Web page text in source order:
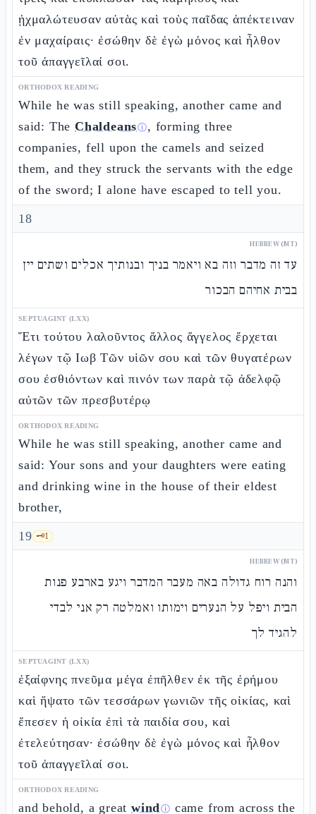
ᾐχμαλώτευσαν αὐτὰς καὶ τοὺς παῖδας ἀπέκτειναν
ἐν μαχαίραις· ἐσώθην δὲ ἐγὼ μόνος καὶ ἦλθον
τοῦ ἀπαγγεῖλαί σοι.
ORTHODOX READING
While he was still speaking, another came and
said: The Chaldeansⓘ, forming three
companies, fell upon the camels and seized
them, and they struck the servants with the edge
of the sword; I alone have escaped to tell you.
18
HEBREW (MT)
עד זה מדבר וזה בא ויאמר בניך ובנותיך אכלים ושתים יין
בבית אחיהם הבכור
SEPTUAGINT (LXX)
Ἔτι τούτου λαλοῦντος ἄλλος ἄγγελος ἔρχεται
λέγων τῷ Ιωβ Τῶν υἱῶν σου καὶ τῶν θυγατέρων
σου ἐσθιόντων καὶ πινόν των παρὰ τῷ ἀδελφῷ
αὐτῶν τῶν πρεσβυτέρῳ
ORTHODOX READING
While he was still speaking, another came and
said: Your sons and your daughters were eating
and drinking wine in the house of their eldest
brother,
19 🗝️1
HEBREW (MT)
והנה רוח גדולה באה מעבר המדבר ויגע בארבע פנות
הבית ויפל על הנערים וימותו ואמלטה רק אני לבדי
להגיד לך
SEPTUAGINT (LXX)
ἐξαίφνης πνεῦμα μέγα ἐπῆλθεν ἐκ τῆς ἐρήμου
καὶ ἥψατο τῶν τεσσάρων γωνιῶν τῆς οἰκίας, καὶ
ἔπεσεν ἡ οἰκία ἐπὶ τὰ παιδία σου, καὶ
ἐτελεύτησαν· ἐσώθην δὲ ἐγὼ μόνος καὶ ἦλθον
τοῦ ἀπαγγεῖλαί σοι.
ORTHODOX READING
and behold, a great windⓘ came from across the